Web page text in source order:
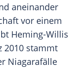
aneinander
vor einem
Heming-Willis
2010 stammt
Niagarafälle